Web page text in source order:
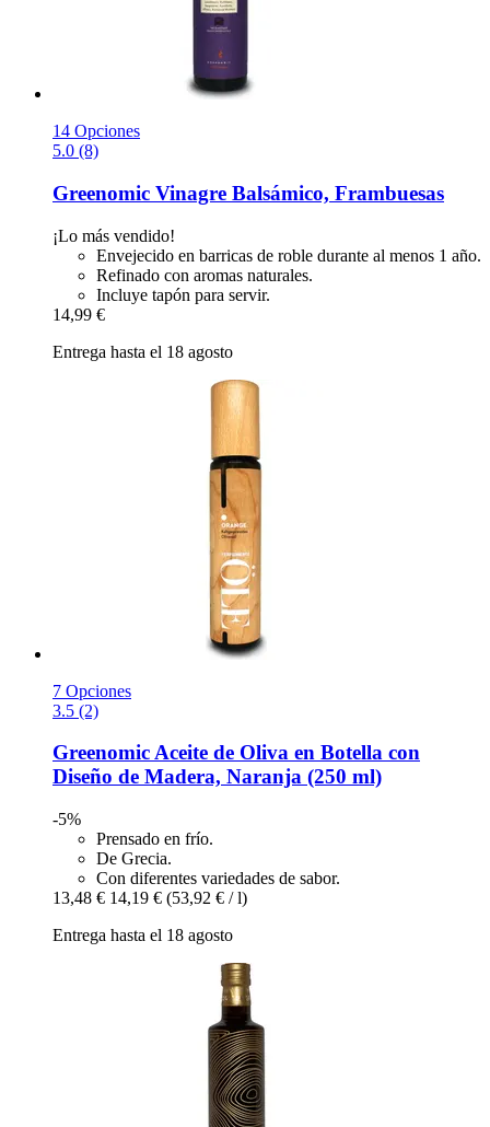
14 Opciones
5.0 (8)
Greenomic Vinagre Balsámico, Frambuesas
¡Lo más vendido!
Envejecido en barricas de roble durante al menos 1 año.
Refinado con aromas naturales.
Incluye tapón para servir.
14,99 €
Entrega hasta el 18 agosto
7 Opciones
3.5 (2)
GreenomicAceite de Oliva en Botella con
Diseño de Madera, Naranja (250 ml)
-5%
Prensado en frío.
De Grecia.
Con diferentes variedades de sabor.
13,48 € 14,19 € (53,92 € / l)
Entrega hasta el 18 agosto